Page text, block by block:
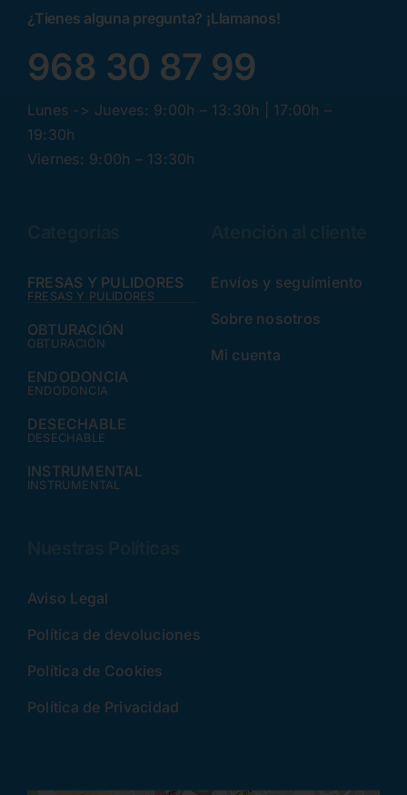
¿Tienes alguna pregunta? ¡Llamanos!
968 30 87 99
Lunes -> Jueves: 9:00h – 13:30h | 17:00h –
19:30h
Viernes: 9:00h – 13:30h
FRESAS Y PULIDORES
FRESAS Y PULIDORES
OBTURACIÓN
OBTURACIÓN
ENDODONCIA
ENDODONCIA
DESECHABLE
DESECHABLE
INSTRUMENTAL
INSTRUMENTAL
Envíos y seguimiento
Sobre nosotros
Mi cuenta
Aviso Legal
Política de devoluciones
Política de Cookies
Política de Privacidad